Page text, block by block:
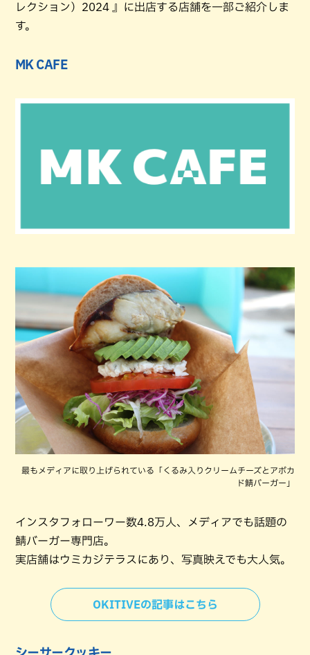
レクション）2024 』に出店する店舗を一部ご紹介しま
す。
MK CAFE
最もメディアに取り上げられている「くるみ入りクリームチーズとアボカ
ド鯖バーガー」
インスタフォローワー数4.8万人、メディアでも話題の
鯖バーガー専門店。
実店舗はウミカジテラスにあり、写真映えでも大人気。
OKITIVEの記事はこちら
シーサークッキー